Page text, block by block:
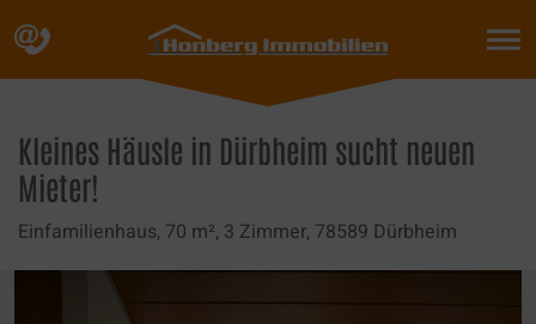
to
Kleines Häusle in Dürbheim sucht neuen
Mieter!
Einfamilienhaus, 70 m², 3 Zimmer, 78589 Dürbheim